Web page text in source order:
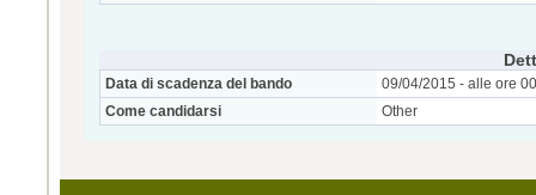
Data di scadenza del bando
09/04/2015 - alle ore
Come candidarsi
Other